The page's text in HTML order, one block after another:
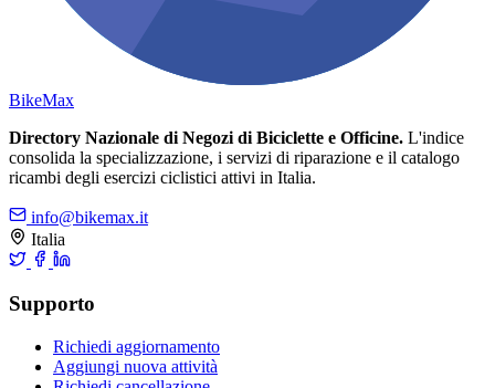
BikeMax
Directory Nazionale di Negozi di Biciclette e Officine. L'indice
consolida la specializzazione, i servizi di riparazione e il catalogo
ricambi degli esercizi ciclistici attivi in Italia.
info@bikemax.it
Italia
Supporto
Richiedi aggiornamento
Aggiungi nuova attività